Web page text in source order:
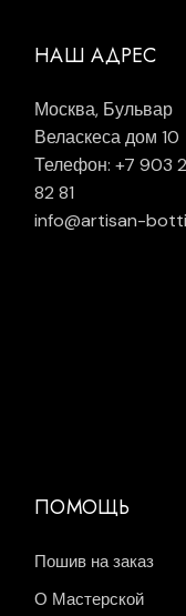
НАШ АДРЕС
Москва, Бульвар
Веласкеса дом 10
Телефон: +7 903
82 81
info@artisan-
ПОМОЩЬ
Пошив на заказ
О Мастерской